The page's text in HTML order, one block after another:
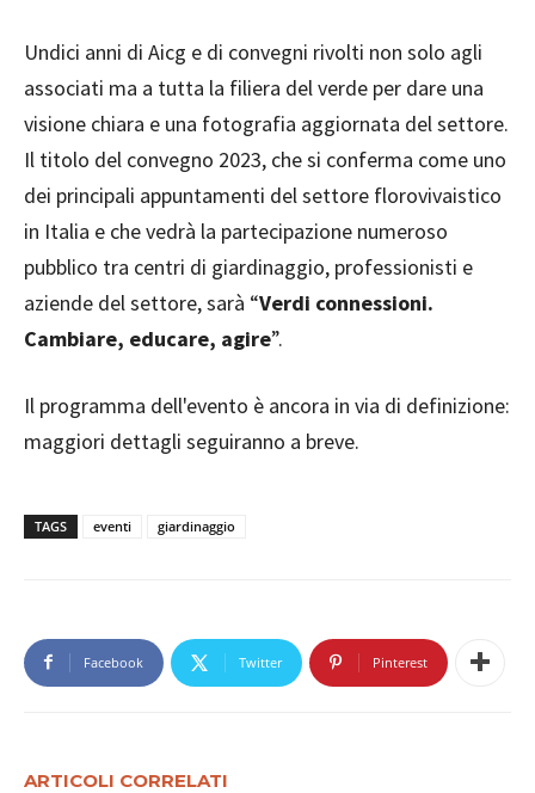
Undici anni di Aicg e di convegni rivolti non solo agli
associati ma a tutta la filiera del verde per dare una
visione chiara e una fotografia aggiornata del settore.
Il titolo del convegno 2023, che si conferma come uno
dei principali appuntamenti del settore florovivaistico
in Italia e che vedrà la partecipazione numeroso
pubblico tra centri di giardinaggio, professionisti e
aziende del settore, sarà “Verdi connessioni.
Cambiare, educare, agire”.
Il programma dell'evento è ancora in via di definizione:
maggiori dettagli seguiranno a breve.
TAGS eventi giardinaggio
Facebook Twitter Pinterest
ARTICOLI CORRELATI